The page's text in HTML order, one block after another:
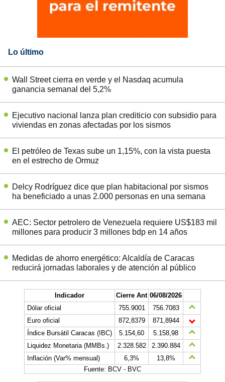
Lo último
Wall Street cierra en verde y el Nasdaq acumula
ganancia semanal del 5,2%
Ejecutivo nacional lanza plan crediticio con subsidio para
viviendas en zonas afectadas por los sismos
El petróleo de Texas sube un 1,15%, con la vista puesta
en el estrecho de Ormuz
Delcy Rodríguez dice que plan habitacional por sismos
ha beneficiado a unas 2.000 personas en una semana
AEC: Sector petrolero de Venezuela requiere US$183 mil
millones para producir 3 millones bdp en 14 años
Medidas de ahorro energético: Alcaldía de Caracas
reducirá jornadas laborales y de atención al público
Indicador Cierre Ant 06/08/2026
Dólar oficial
755.9001
756.7083
Euro oficial
872,8379
871,8944
Índice Bursátil Caracas (IBC)
5.154,60
5.158,98
Liquidez Monetaria (MMBs.)
2.328.582
2.390.884
Inflación (Var% mensual)
6,3%
13,8%
Fuente: BCV - BVC